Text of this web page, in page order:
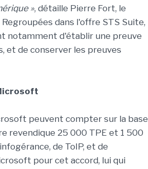
», détaille Pierre Fort, le
dans l'offre STS Suite,
notamment d'établir une preuve
et de conserver les preuves
peuvent compter sur la base
revendique 25 000 TPE et 1 500
de ToIP, et de
pour cet accord, lui qui